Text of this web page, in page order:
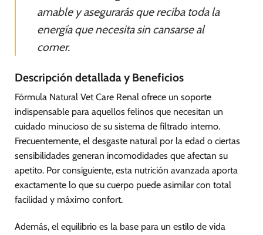
amable y asegurarás que reciba toda la
energía que necesita sin cansarse al
comer.
Descripción detallada y Beneficios
Fórmula Natural Vet Care Renal ofrece un soporte
indispensable para aquellos felinos que necesitan un
cuidado minucioso de su sistema de filtrado interno.
Frecuentemente, el desgaste natural por la edad o ciertas
sensibilidades generan incomodidades que afectan su
apetito. Por consiguiente, esta nutrición avanzada aporta
exactamente lo que su cuerpo puede asimilar con total
facilidad y máximo confort.
Además, el equilibrio es la base para un estilo de vida